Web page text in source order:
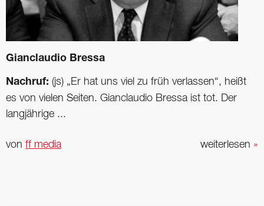
Gianclaudio Bressa
Nachruf: (js) „Er hat uns viel zu früh verlassen“, heißt
es von vielen Seiten. Gianclaudio Bressa ist tot. Der
langjährige ...
weiterlesen »
von ff media